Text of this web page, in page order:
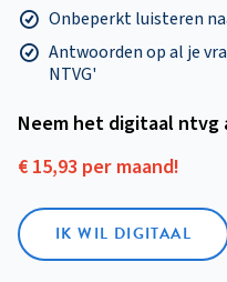
Onbeperkt luisteren
Antwoorden op al je
NTVG'
Neem het digitaal ntvg
€ 15,93 per maand!
IK WIL DIGITAAL